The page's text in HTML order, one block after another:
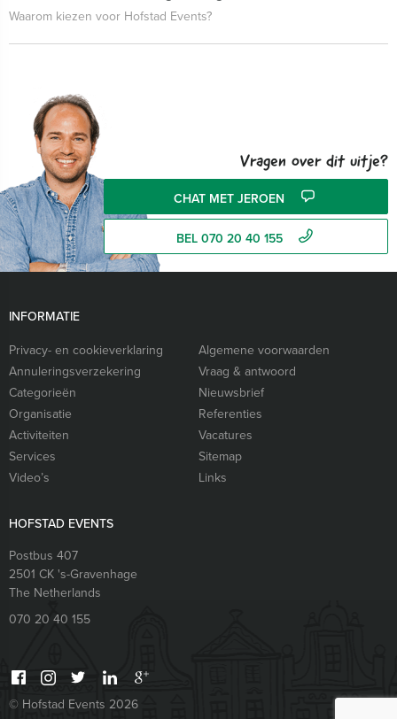
Waarom kiezen voor Hofstad Events?
Vragen over dit uitje?
CHAT MET JEROEN
BEL 070 20 40 155
INFORMATIE
Privacy- en cookieverklaring
Algemene voorwaarden
Annuleringsverzekering
Vraag & antwoord
Categorieën
Nieuwsbrief
Organisatie
Referenties
Activiteiten
Vacatures
Services
Sitemap
Video’s
Links
HOFSTAD EVENTS
Postbus 407
2501 CK 's-Gravenhage
The Netherlands
070 20 40 155
© Hofstad Events 2026